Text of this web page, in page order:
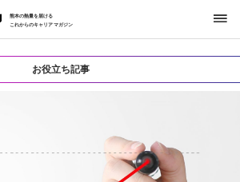
熊本の熱量を届ける
これからのキャリアマガジン
お役立ち記事